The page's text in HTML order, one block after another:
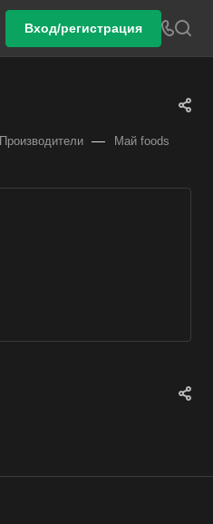
Вход/регистрация
Производители — Май foods